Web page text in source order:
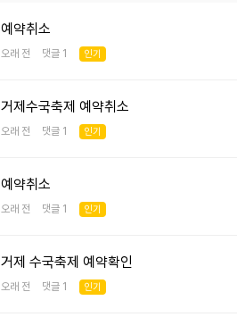
예약취소
오래 전 댓글 1 인기
거제수국축제 예약취소
오래 전 댓글 1 인기
예약취소
오래 전 댓글 1 인기
거제 수국축제 예약확인
오래 전 댓글 1 인기